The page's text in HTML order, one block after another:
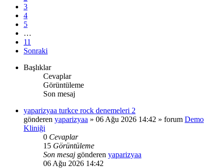
3
4
5
…
11
Sonraki
Başlıklar
Cevaplar
Görüntüleme
Son mesaj
yaparizyaa turkce rock denemeleri 2
gönderen yaparizyaa » 06 Ağu 2026 14:42 » forum Demo
Kliniği
0 Cevaplar
15 Görüntüleme
Son mesaj gönderen yaparizyaa
06 Ağu 2026 14:42